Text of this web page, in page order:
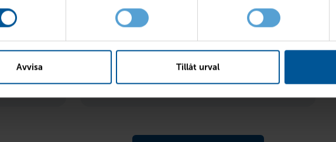
Avvisa Tillåt urval
0770-11 20 20
00:00 - 00:00
dyget runt, alla dagar.
Björn Gudbrandsen
Personlig servicetekniker
bjorn.gudbrandsen@rejmes.se
VOLVO / POLESTAR / LYNK & CO